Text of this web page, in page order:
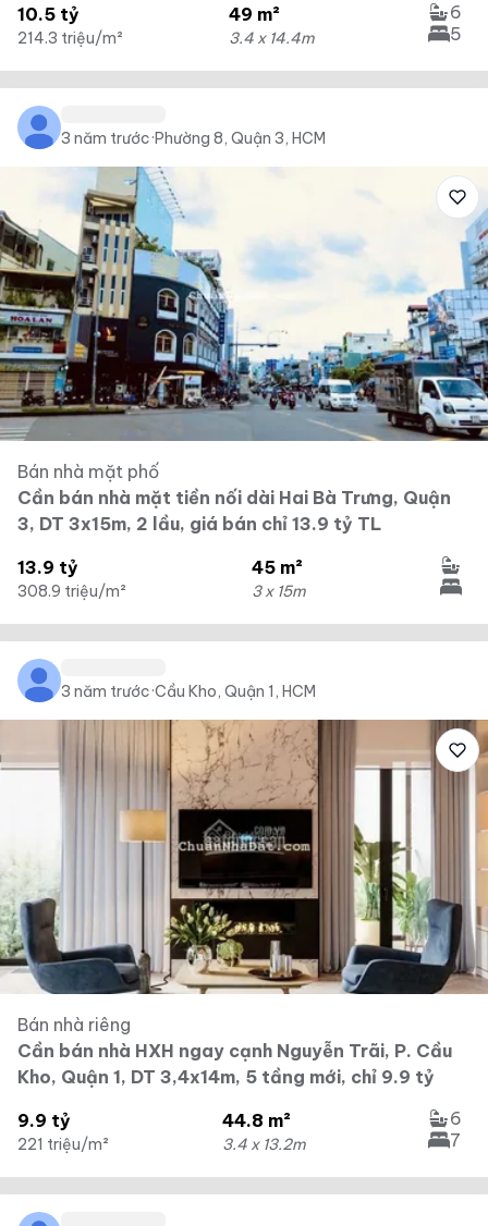
10.5 tỷ
214.3 triệu/m²
49 m²
3.4 x 14.4m
6
5
3 năm trước·Phường 8, Quận 3, HCM
Bán nhà mặt phố
Cần bán nhà mặt tiền nối dài Hai Bà Trưng, Quận
3, DT 3x15m, 2 lầu, giá bán chỉ 13.9 tỷ TL
13.9 tỷ
308.9 triệu/m²
45 m²
3 x 15m
3 năm trước·Cầu Kho, Quận 1, HCM
Bán nhà riêng
Cần bán nhà HXH ngay cạnh Nguyễn Trãi, P. Cầu
Kho, Quận 1, DT 3,4x14m, 5 tầng mới, chỉ 9.9 tỷ
9.9 tỷ
221 triệu/m²
44.8 m²
3.4 x 13.2m
6
7